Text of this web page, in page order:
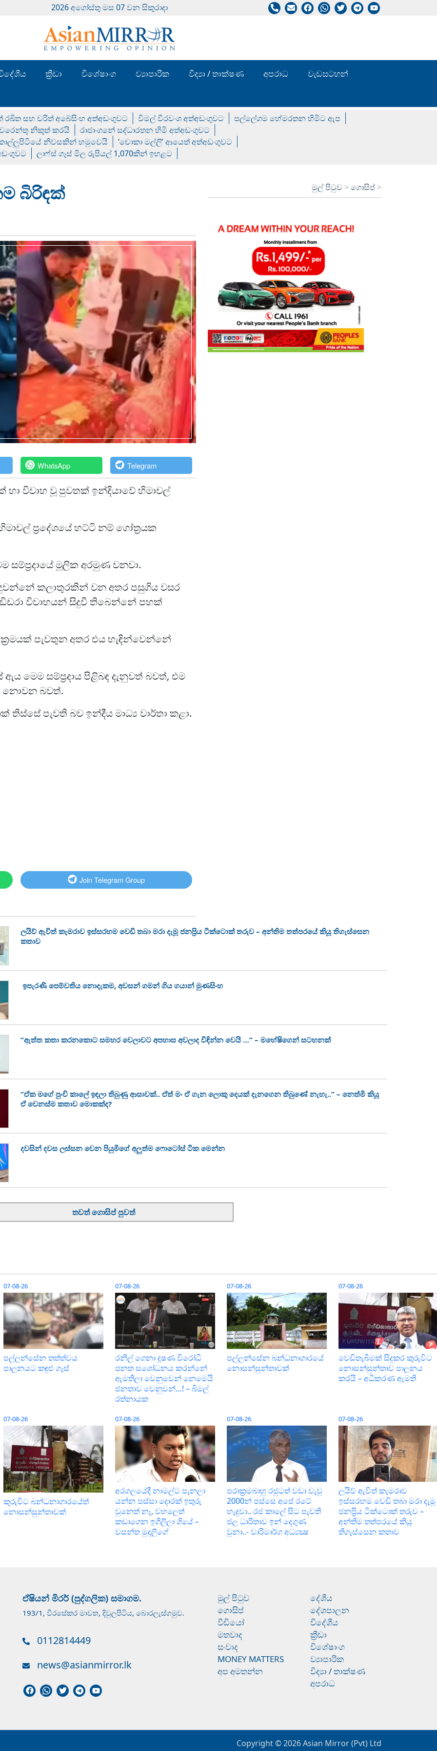
2026 අගෝස්‍තු මස 07 වන සිකුරාදා
ක්‍රීඩා විශේෂාංග ව්‍යාපාරික විද්‍යා / තාක්ෂණ අපරාධ
වැඩසටහන්
රඛිත සහ චරිත් අබේසිංහ අත්අඩංගුවට විමල් වීරවංශ අත්අඩංගුවට
පල්ලේගම හේමරතන හිමිට ඇප
වරෙන්තු නිකුත් කරයි
රාජාංගනේ සද්ධාරතන හිමි අත්අඩංගුවට
කොල්ලුපිටියේ නිවසකින් හමුවෙයි
‘චොකා මල්ලි’ ආයෙත් අත්අඩංගුවට
ලාෆ්ස් ගෑස් මිල රුපියල් 1,070කින් ඉහළට
බිරිඳක් මුල් පිටුව >ගොසිප් >
WhatsApp Telegram
විවාහ වූ පුවතක් ඉන්දියාවේ හිමාචල්
ප්‍රදේශයේ හට්ටි නම් ගෝත්‍රයක
සම්ප්‍රදායේ මූලික අරමුණ වනවා.
කලාතුරකින් වන අතර පසුගිය වසර
විවාහයන් සිදුවී තිබෙන්නේ පහක්
ක්‍රමයක් පැවතුන අතර එය හැඳින්වෙන්නේ
මෙම සම්ප්‍රදාය පිළිබඳ දැනුවත් බවත්, එම
නොවන බවත්.
පැවති බව ඉන්දීය මාධ්‍ය වාර්තා කළා.
Join Telegram Group
ලයිව් ඇවිත් කැමරාව ඉස්සරහම වෙඩි තබා මරා දැමූ ජනප්‍රිය ටික්ටොක් තරුව – අන්තිම තත්පරයේ කියූ තිගැස්සෙන
කතාව
ඉපැරණි පෙම්වතිය නොදැකම, අවසන් ගමන් ගිය ගයාන් මුණසිංහ
“ඇත්ත කතා කරනකොට සමහර වෙලාවට අපහාස අවලාද විඳින්න වෙයි …” – මහේෂිගෙන් සටහනක්
“ඒක මගේ පුංචි කාලේ ඉඳලා තිබුණු ආසාවක්.. ඒත් මං ඒ ගැන ලොකු දෙයක් දැනගෙන තිබුණේ නැහැ..” – නෙත්මි කියූ
ඒ වෙනස්ම කතාව මොකක්ද?
දවසින් දවස ලස්සන වෙන පියුමිගේ අලුත්ම ෆොටෝස් ටික මෙන්න
තවත් ගොසිප් පුවත්
07-08-26
පල්ලන්සේන තත්ත්වය
පාලනයට කඳුළු ගෑස්
07-08-26
රනිල් ගෙනා දූෂණ විරෝධී
පනත සශෝධනය කරන්නේ
ඇමතිලා වෙනුවෙන් නෙමෙයි
ජනතාව වෙනුවන්…! – බිමල්
රත්නායක
07-08-26
පල්ලන්සේන බන්ධනාගාරයේ
නොසන්සුන්තාවක්
07-08-26
වෙඩිතැබීමක් සිදුකර කුරුවිට
නොසන්සුන්තාව පාලනය
කරයි – අධිකරණ ඇමති
07-08-26
කුරුවිට බන්ධනාගාරයේත්
නොසන්සුන්තාවක්
07-08-26
අරගලයේදී නාමල්ට පැනලා
යන්න පස්ස‍ා දොරක් ඉතුරු
වුනෙත් නෑ, වහලෙත්
කඩාගෙන ඉගිලිලා ගියේ –
වසන්ත මුදලිගේ
07-08-26
පරාක‍්‍රමබාහු රජුටත් වඩා වැවු
2000න් පස්සෙ අපේ රටේ
හැදුවා.. රජ කාලේ සිට පැවති
ජල ධාරිතාව ඉන් දෙගුණ
වුනා..- වාරිමාර්ග අධ්‍යක්‍ෂ
07-08-26
ලයිව් ඇවිත් කැමරාව
ඉස්සරහම වෙඩි තබා මරා දැමූ
ජනප්‍රිය ටික්ටොක් තරුව –
අන්තිම තත්පරයේ කියූ
තිගැස්සෙන කතාව
ඒෂියන් මිරර් (පුද්ගලික) සමාගම.
193/1, වීරසේකර මාවත, දිවුලපිටිය, බොරලැස්ගමුව.
0112814449
news@asianmirror.lk
මුල් පිටුව
ගොසිප්
වීඩියෝ
මතවාද
සංවාද
MONEY MATTERS
අප අමතන්න
දේශීය
දේශපාලන
විදේශීය
ක්‍රීඩා
විශේෂාංග
ව්‍යාපාරික
විද්‍යා / තාක්ෂණ
අපරාධ
Copyright © 2026Asian Mirror (Pvt) Ltd